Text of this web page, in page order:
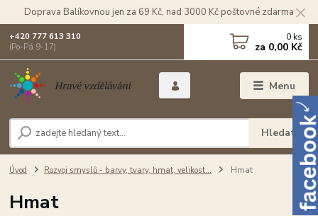
Doprava Balíkovnou jen za 69 Kč, nad 3000 Kč poštovné zdarma
Menu
Hledat
+420 777 613 310
(Po-Pá 9-17)
0 ks
za 0,00 Kč
Úvod Rozvoj smyslů - barvy, tvary, hmat, velikost... Hmat
Hmat